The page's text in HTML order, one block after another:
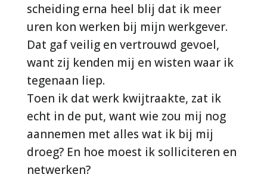
scheiding erna heel blij dat ik meer
uren kon werken bij mijn werkgever.
Dat gaf veilig en vertrouwd gevoel,
want zij kenden mij en wisten waar ik
tegenaan liep.
Toen ik dat werk kwijtraakte, zat ik
echt in de put, want wie zou mij nog
aannemen met alles wat ik bij mij
droeg? En hoe moest ik solliciteren en
netwerken?